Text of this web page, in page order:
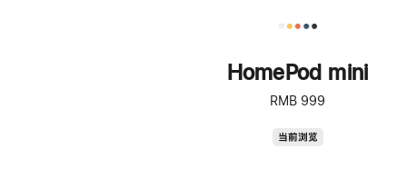
HomePod mini
RMB 999
当前浏览